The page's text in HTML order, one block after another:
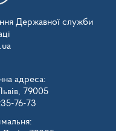
Державної служби
адреса:
79005
76-73